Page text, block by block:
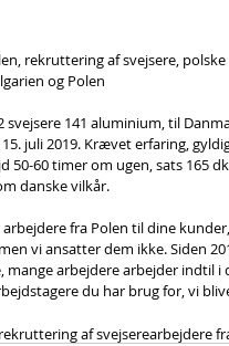
rekruttering af svejsere,
og Polen
svejsere 141 aluminium, til
juli 2019. Krævet erfaring,
50-60 timer om ugen, sats 165
danske vilkår.
fra Polen til dine
vi ansatter dem ikke. Siden
mange arbejdere arbejder indtil
du har brug for, vi
rekruttering af svejserearbejdere